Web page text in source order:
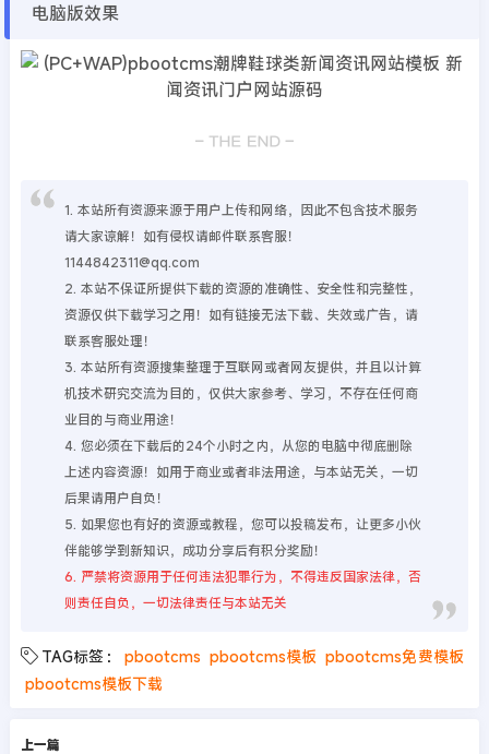
电脑版效果
1. 本站所有资源来源于用户上传和网络，因此不包含技术服务
请大家谅解！如有侵权请邮件联系客服！
1144842311@qq.com
2. 本站不保证所提供下载的资源的准确性、安全性和完整性，
资源仅供下载学习之用！如有链接无法下载、失效或广告，请
联系客服处理！
3. 本站所有资源搜集整理于互联网或者网友提供，并且以计算
机技术研究交流为目的，仅供大家参考、学习，不存在任何商
业目的与商业用途！
4. 您必须在下载后的24个小时之内，从您的电脑中彻底删除
上述内容资源！如用于商业或者非法用途，与本站无关，一切
后果请用户自负！
5. 如果您也有好的资源或教程，您可以投稿发布，让更多小伙
伴能够学到新知识，成功分享后有积分奖励！
6. 严禁将资源用于任何违法犯罪行为，不得违反国家法律，否
则责任自负，一切法律责任与本站无关
TAG标签： pbootcms pbootcms模板 pbootcms免费模板
pbootcms模板下载
上一篇